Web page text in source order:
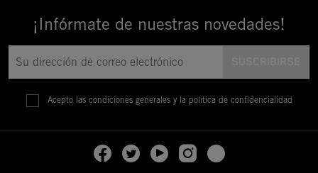
¡Infórmate de nuestras novedades!
Acepto las condiciones generales y la política de confidencialidad